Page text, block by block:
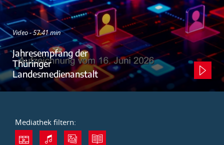
Video - 57:41 min
Jahresempfang der
Thüringer
Landesmedienanstalt
Mediathek filtern: